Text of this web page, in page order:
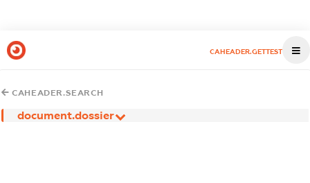
CAHEADER.GETTEST
CAHEADER.SEARCH
document.dossier